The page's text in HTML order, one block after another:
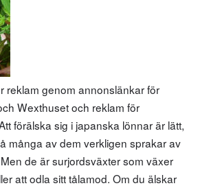
reklam genom annonslänkar för
Wexthuset och reklam för
förälska sig i japanska lönnar är lätt,
många av dem verkligen sprakar av
de är surjordsväxter som växer
att odla sitt tålamod. Om du älskar